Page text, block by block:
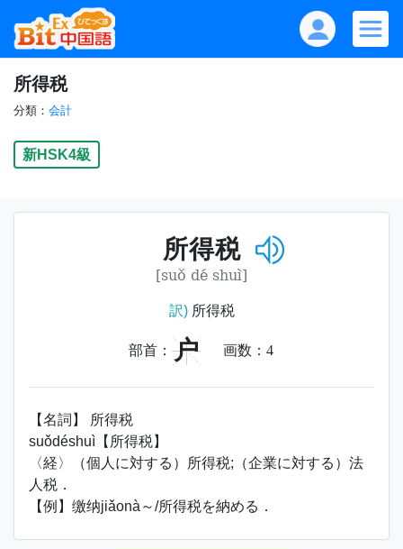
所得税
分類： 会計
新HSK4級
所得税
[suǒ dé shuì]
訳)所得税
部首： 户 画数： 4
【名詞】 所得税
suǒdéshuì【所得税】
〈経〉（個人に対する）所得税;（企業に対する）法
人税．
【例】缴纳jiǎonà～/所得税を納める．